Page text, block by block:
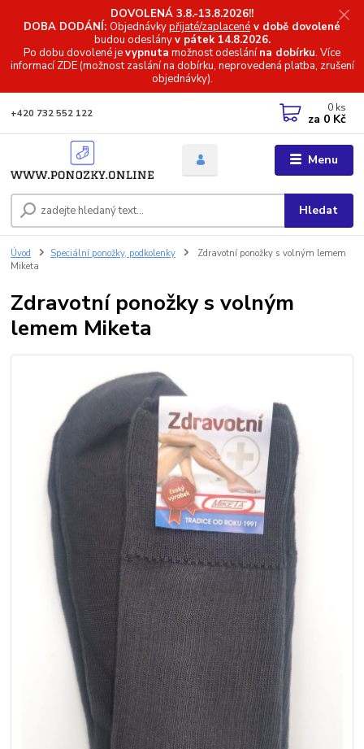
DOVOLENÁ 3.8.-13.8.2026!!
DOBA DODÁNÍ: Objednávkypřijaté/zaplacené v době dovolené
budou odeslányv pátek 14.8.2026.
Po dobu dovolené jevypnuta možnost odeslánína dobírku. Více
informacíZDE (možnost zaslání na dobírku, neprovedená platba, zrušení
objednávky).
Menu
Hledat
+420 732 552 122 0 ks
za 0 Kč
Úvod Speciální ponožky, podkolenky
Zdravotní ponožky s volným lemem
Miketa
Zdravotní ponožky s volným
lemem Miketa